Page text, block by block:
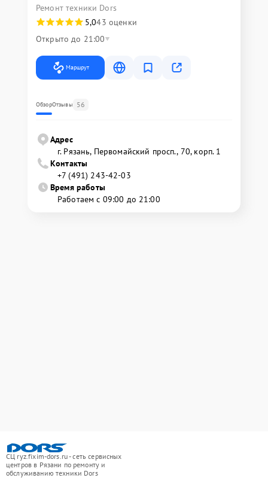
Ремонт техники Dors
5,043 оценки
Открыто до 21:00
Маршрут
ОбзорОтзывы 56
Адрес
г. Рязань, Первомайский просп., 70, корп. 1
Контакты
+7 (491) 243-42-03
Время работы
Работаем с 09:00 до 21:00
СЦ ryz.fixim-dors.ru - сеть сервисных
центров в Рязани по ремонту и
обслуживанию техники Dors